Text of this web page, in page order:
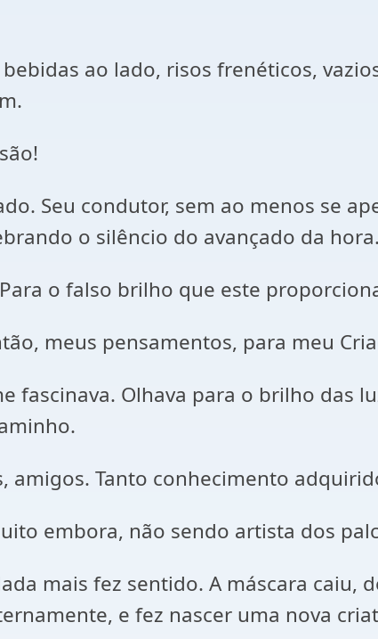
ao lado, risos frenéticos,
Seu condutor, sem ao menos se
o silêncio do avançado da hora.
o falso brilho que este
meus pensamentos, para meu
fascinava. Olhava para o brilho das
amigos. Tanto conhecimento
embora, não sendo artista dos
mais fez sentido. A máscara caiu,
e fez nascer uma nova